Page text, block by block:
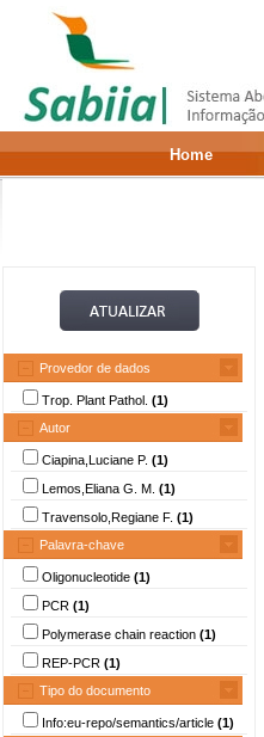
Home
Provedor de dados
Trop. Plant Pathol. (1)
Autor
Ciapina,Luciane P. (1)
Lemos,Eliana G. M. (1)
Travensolo,Regiane F. (1)
Palavra-chave
Oligonucleotide (1)
PCR (1)
Polymerase chain reaction (1)
REP-PCR (1)
Tipo do documento
Info:eu-repo/semantics/article (1)